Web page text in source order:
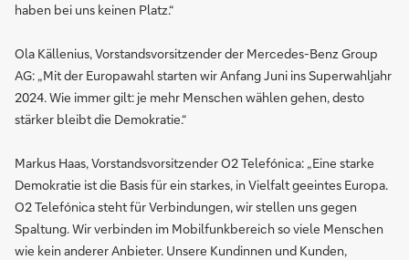
haben bei uns keinen Platz.“
Ola Källenius, Vorstandsvorsitzender der Mercedes-Benz Group
AG: „Mit der Europawahl starten wir Anfang Juni ins Superwahljahr
2024. Wie immer gilt: je mehr Menschen wählen gehen, desto
stärker bleibt die Demokratie.“
Markus Haas, Vorstandsvorsitzender O2 Telefónica: „Eine starke
Demokratie ist die Basis für ein starkes, in Vielfalt geeintes Europa.
O2 Telefónica steht für Verbindungen, wir stellen uns gegen
Spaltung. Wir verbinden im Mobilfunkbereich so viele Menschen
wie kein anderer Anbieter. Unsere Kundinnen und Kunden,